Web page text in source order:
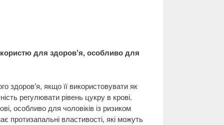
для здоров’я, особливо для
здоров’я, якщо її використовувати як
регулювати рівень цукру в крові.
особливо для чоловіків із ризиком
протизапальні властивості, які можуть